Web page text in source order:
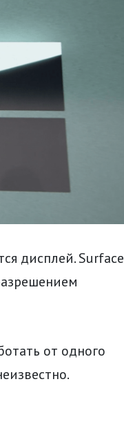
дисплей. Surface
от одного